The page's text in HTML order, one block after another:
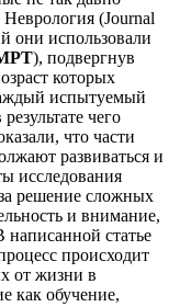
(Journal
они использовали
), подвергнув
которых
испытуемый
чего
что части
развиваться и
исследования
решение сложных
и внимание,
написанной статье
происходит
от жизни в
как обучение,